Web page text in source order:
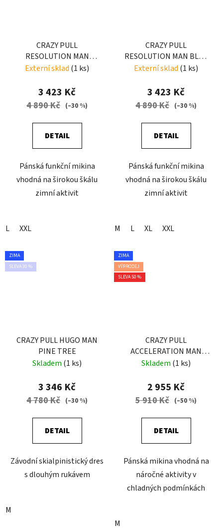
CRAZY PULL
RESOLUTION MAN
LIKEN-BLUE
Externí sklad (1 ks)
3 423 Kč
4 890 Kč (–30 %)
DETAIL
Pánská funkční mikina
vhodná na širokou škálu
zimní aktivit
L XXL
CRAZY PULL
RESOLUTION MAN BLUE
GALAXY-BLACK
Externí sklad (1 ks)
3 423 Kč
4 890 Kč (–30 %)
DETAIL
Pánská funkční mikina
vhodná na širokou škálu
zimní aktivit
M L XL XXL
ZIMA
SLEVA 30 %
CRAZY PULL HUGO MAN
PINE TREE
Skladem (1 ks)
3 346 Kč
4 780 Kč (–30 %)
DETAIL
Závodní skialpinistický dres
s dlouhým rukávem
M
ZIMA
VÝPRODEJ
SLEVA 50 %
CRAZY PULL
ACCELERATION MAN
LIKEN
Skladem (1 ks)
2 955 Kč
5 910 Kč (–50 %)
DETAIL
Pánská mikina vhodná na
náročné aktivity v
chladných podmínkách
M